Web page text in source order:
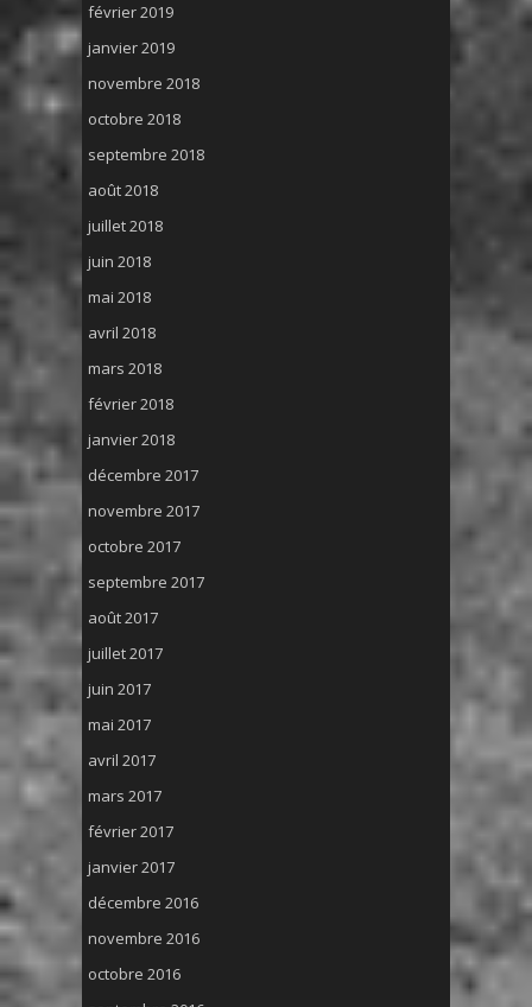
février 2019
janvier 2019
novembre 2018
octobre 2018
septembre 2018
août 2018
juillet 2018
juin 2018
mai 2018
avril 2018
mars 2018
février 2018
janvier 2018
décembre 2017
novembre 2017
octobre 2017
septembre 2017
août 2017
juillet 2017
juin 2017
mai 2017
avril 2017
mars 2017
février 2017
janvier 2017
décembre 2016
novembre 2016
octobre 2016